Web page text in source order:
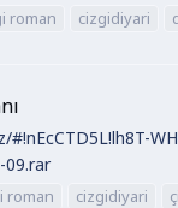
roman cizgidiyari
roman cizgidiyari